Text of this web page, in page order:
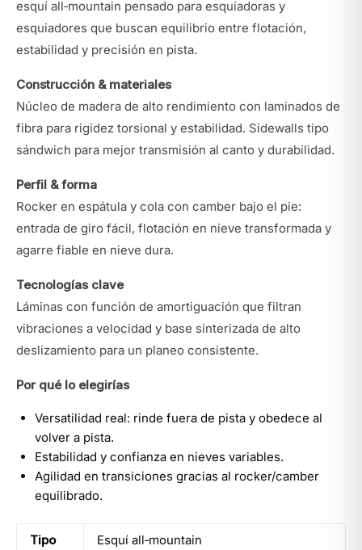
esquí all‑mountain pensado para esquiadoras y
esquiadores que buscan equilibrio entre flotación,
estabilidad y precisión en pista.
Construcción & materiales
Núcleo de madera de alto rendimiento con laminados de
fibra para rigidez torsional y estabilidad. Sidewalls tipo
sándwich para mejor transmisión al canto y durabilidad.
Perfil & forma
Rocker en espátula y cola con camber bajo el pie:
entrada de giro fácil, flotación en nieve transformada y
agarre fiable en nieve dura.
Tecnologías clave
Láminas con función de amortiguación que filtran
vibraciones a velocidad y base sinterizada de alto
deslizamiento para un planeo consistente.
Por qué lo elegirías
Versatilidad real: rinde fuera de pista y obedece al
volver a pista.
Estabilidad y confianza en nieves variables.
Agilidad en transiciones gracias al rocker/camber
equilibrado.
Tipo Esquí all‑mountain